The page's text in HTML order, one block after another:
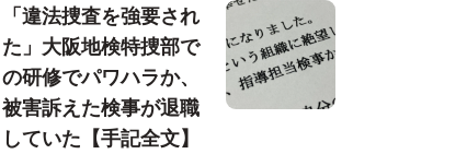
「違法捜査を強要され
た」大阪地検特捜部で
の研修でパワハラか、
被害訴えた検事が退職
していた【手記全文】